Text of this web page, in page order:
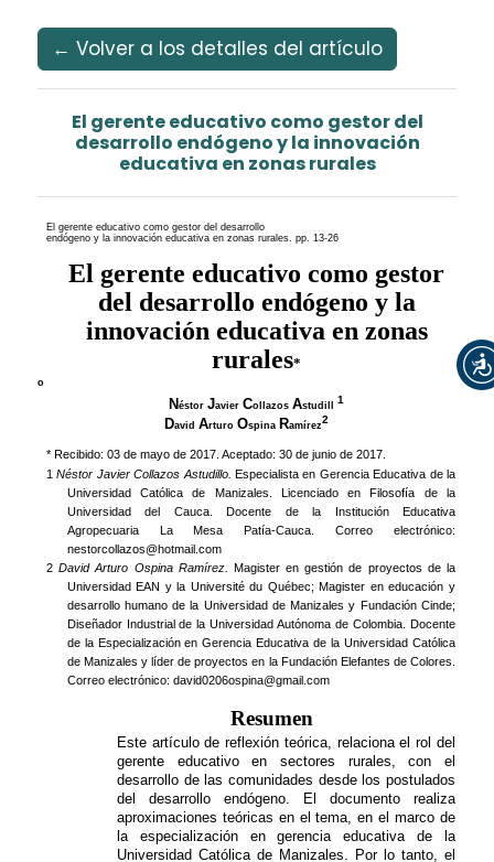
Registrarse Entrar
← Volver a los detalles del artículo
El gerente educativo como gestor del
desarrollo endógeno y la innovación
educativa en zonas rurales
Síguenos
MEDIOS UMANIZALES
UMedia
Canal UM